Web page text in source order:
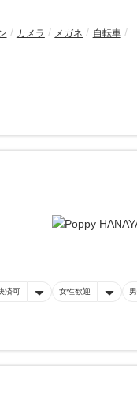
カメラ メガネ
自転車
済可 女性歓迎